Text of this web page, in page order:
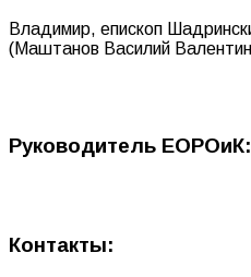
Владимир, епископ
(Маштанов Василий
Руководитель ЕОРОиК:
Контакты: